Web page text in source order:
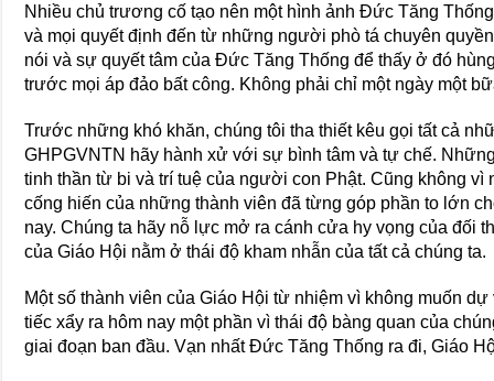
Nhiều chủ trương cố tạo nên một hình ảnh Đức Tăng
và mọi quyết định đến từ những người phò tá chuyên
nói và sự quyết tâm của Đức Tăng Thống để thấy ở đó
trước mọi áp đảo bất công. Không phải chỉ một ngày một
Trước những khó khăn, chúng tôi tha thiết kêu gọi tất cả
GHPGVNTN hãy hành xử với sự bình tâm và tự chế.
tinh thần từ bi và trí tuệ của người con Phật. Cũng không
cống hiến của những thành viên đã từng góp phần to lớn
nay. Chúng ta hãy nỗ lực mở ra cánh cửa hy vọng của đối
của Giáo Hội nằm ở thái độ kham nhẫn của tất cả chúng ta.
Một số thành viên của Giáo Hội từ nhiệm vì không muốn
tiếc xẩy ra hôm nay một phần vì thái độ bàng quan của
giai đoạn ban đầu. Vạn nhất Đức Tăng Thống ra đi, Giáo